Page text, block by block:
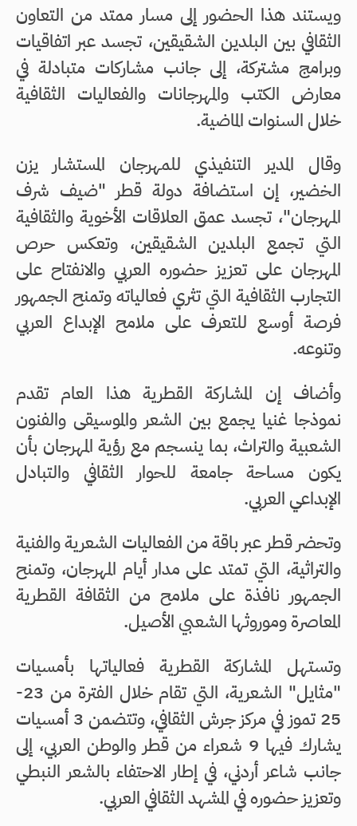
ويستند هذا الحضور إلى مسار ممتد من التعاون
الثقافي بين البلدين الشقيقين، تجسد عبر اتفاقيات
وبرامج مشتركة، إلى جانب مشاركات متبادلة في
معارض الكتب والمهرجانات والفعاليات الثقافية
خلال السنوات الماضية.
وقال المدير التنفيذي للمهرجان المستشار يزن
الخضير، إن استضافة دولة قطر "ضيف شرف
المهرجان"، تجسد عمق العلاقات الأخوية والثقافية
التي تجمع البلدين الشقيقين، وتعكس حرص
المهرجان على تعزيز حضوره العربي والانفتاح على
التجارب الثقافية التي تثري فعالياته وتمنح الجمهور
فرصة أوسع للتعرف على ملامح الإبداع العربي
وتنوعه.
وأضاف إن المشاركة القطرية هذا العام تقدم
نموذجا غنيا يجمع بين الشعر والموسيقى والفنون
الشعبية والتراث، بما ينسجم مع رؤية المهرجان بأن
يكون مساحة جامعة للحوار الثقافي والتبادل
الإبداعي العربي.
وتحضر قطر عبر باقة من الفعاليات الشعرية والفنية
والتراثية، التي تمتد على مدار أيام المهرجان، وتمنح
الجمهور نافذة على ملامح من الثقافة القطرية
المعاصرة وموروثها الشعبي الأصيل.
وتستهل المشاركة القطرية فعالياتها بأمسيات
"مثايل" الشعرية، التي تقام خلال الفترة من 23-
25 تموز في مركز جرش الثقافي، وتتضمن 3 أمسيات
يشارك فيها 9 شعراء من قطر والوطن العربي، إلى
جانب شاعر أردني، في إطار الاحتفاء بالشعر النبطي
وتعزيز حضوره في المشهد الثقافي العربي.